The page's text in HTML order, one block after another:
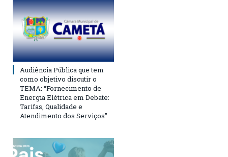
Audiência Pública que tem
como objetivo discutir o
TEMA: “Fornecimento de
Energia Elétrica em Debate:
Tarifas, Qualidade e
Atendimento dos Serviços”